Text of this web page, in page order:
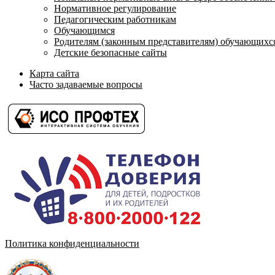
Нормативное регулирование
Педагогическим работникам
Обучающимся
Родителям (законным представителям)
Детские безопасные сайты
Карта сайта
Часто задаваемые вопросы
Политика конфиденциальности